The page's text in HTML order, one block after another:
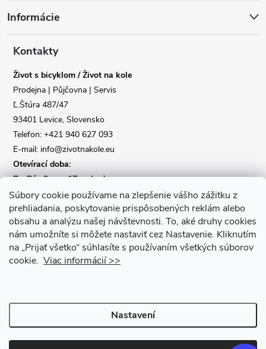
Súbory cookie používame na zlepšenie vášho zážitku z
prehliadania, poskytovanie prispôsobených reklám alebo
obsahu a analýzu našej návštevnosti. To, aké druhy cookies
nám umožníte si môžete nastaviť cez Nastavenie. Kliknutím
na „Prijať všetko“ súhlasíte s používaním všetkých súborov
cookie. Viac informácií >>
Nastavení
pInformácie
Kontakty
Život s bicyklom / Život na kole
Prodejna | Půjčovna | Servis
Ľ.Štúra 487/47
93401 Levice, Slovensko
Telefon: +421 940 627 093
E-mail: info@zivotnakole.eu
Otevírací doba:
Po-Pá : 9,oo - 17,oo hod
So : 9,oo - 12,oo | Ne : Zavřeno
Kontaktní formulář
Copyright 2026Život na kole. Všechna práva vyhrazena.Upravit
nastavení cookies